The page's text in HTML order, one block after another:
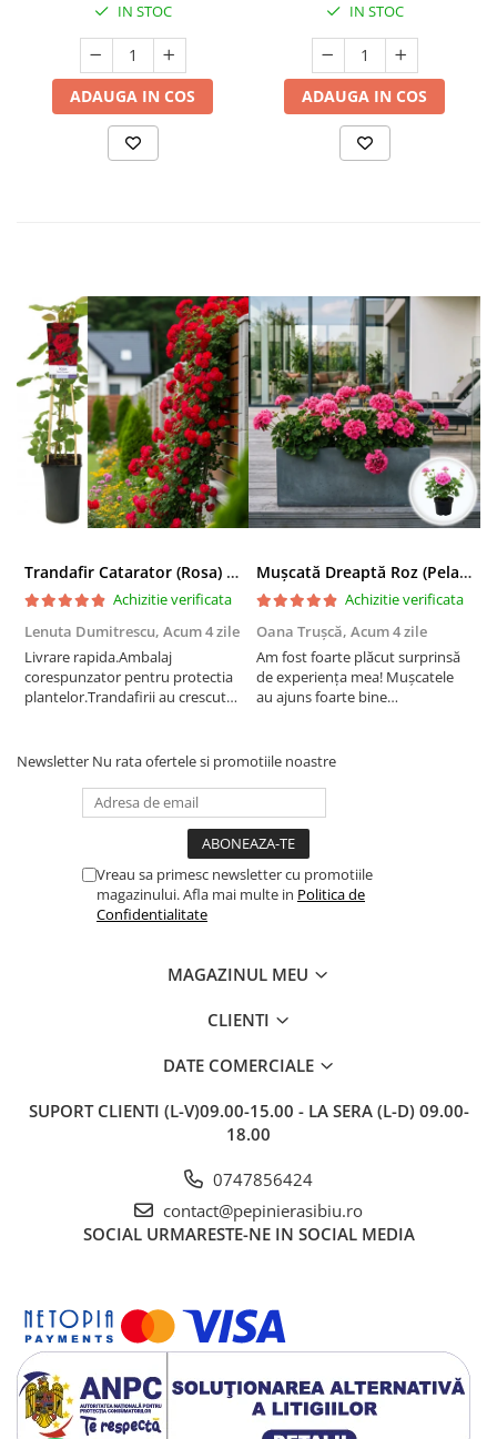
IN STOC
ADAUGA IN COS
IN STOC
ADAUGA IN COS
Trandafir Catarator (Rosa) Red Climber - 75cm
Achizitie verificata
Lenuta Dumitrescu, Acum 4 zile
Livrare rapida.Ambalaj
corespunzator pentru protectia
plantelor.Trandafirii au crescut
Mușcată Dreaptă Roz (Pelargonium Zonale)
Achizitie verificata
Oana Trușcă, Acum 4 zile
Am fost foarte plăcut surprinsă
de experiența mea! Mușcatele
au ajuns foarte bine
transportului. Se vede că au fost
Newsletter Nu rata ofertele si promotiile noastre
Vreau sa primesc newsletter cu promotiile
magazinului. Afla mai multe in Politica de
Confidentialitate
MAGAZINUL MEU
CLIENTI
DATE COMERCIALE
SUPORT CLIENTI (L-V)09.00-15.00 - LA SERA (L-D) 09.00-
18.00
0747856424
contact@pepinierasibiu.ro
SOCIAL URMARESTE-NE IN SOCIAL MEDIA